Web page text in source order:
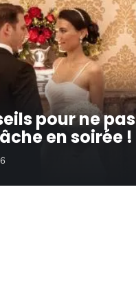
pour ne pas
en soirée !